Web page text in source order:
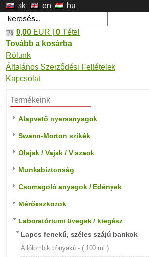
sk en hu
0,00 EUR | 0 Tétel
Tovább a kosárba
Rólunk
Általános Szerződési Feltételek
Kapcsolat
Termékeink
Alapvető nyersanyagok
Swann-Morton szikék
Olajak / Vajak / Viszaok
Munkabiztonság
Csomagoló anyagok / Edények
Mérőeszközök
Laboratóriumi üvegek / kiegész
Lapos fenekű, széles szájú bankok
Állólombik bõnyakú - ( 100 ml )